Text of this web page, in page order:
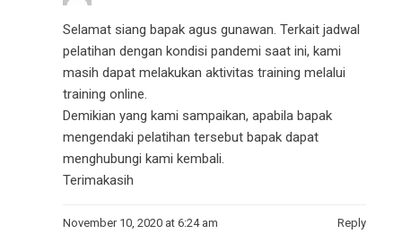
Selamat siang bapak agus gunawan. Terkait jadwal
pelatihan dengan kondisi pandemi saat ini, kami
masih dapat melakukan aktivitas training melalui
training online.
Demikian yang kami sampaikan, apabila bapak
mengendaki pelatihan tersebut bapak dapat
menghubungi kami kembali.
Terimakasih
November 10, 2020 at 6:24 am Reply